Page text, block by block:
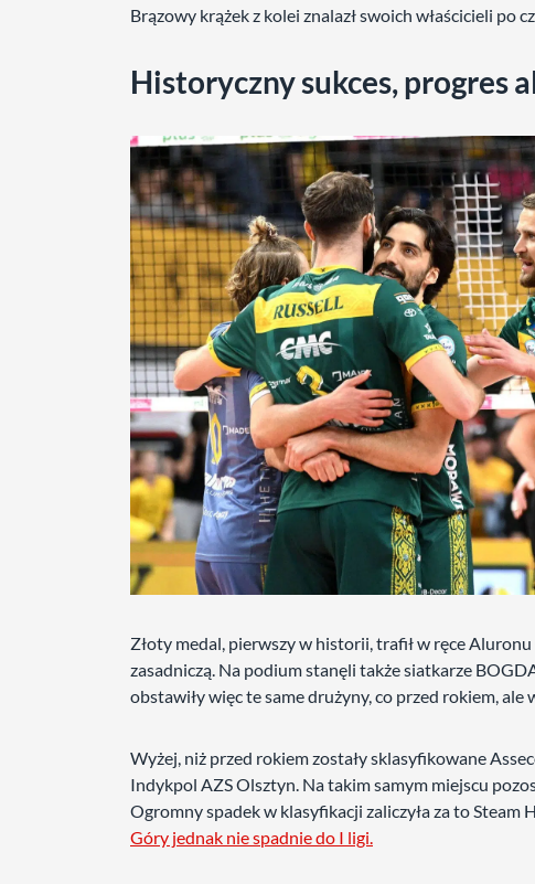
Brązowy krążek z kolei znalazł swoich właścicieli po
Historyczny sukces, progres
Złoty medal, pierwszy w historii, trafił w ręce
zasadniczą. Na podium stanęli także siatkarze
obstawiły więc te same drużyny, co przed rokiem,
Wyżej, niż przed rokiem zostały sklasyfikowane
Indykpol AZS Olsztyn. Na takim samym miejscu
Ogromny spadek w klasyfikacji zaliczyła za to
Góry jednak nie spadnie do I ligi.